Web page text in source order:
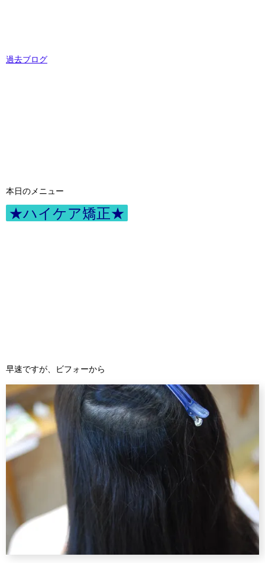
過去ブログ
本日のメニュー
★ハイケア矯正★
早速ですが、ビフォーから